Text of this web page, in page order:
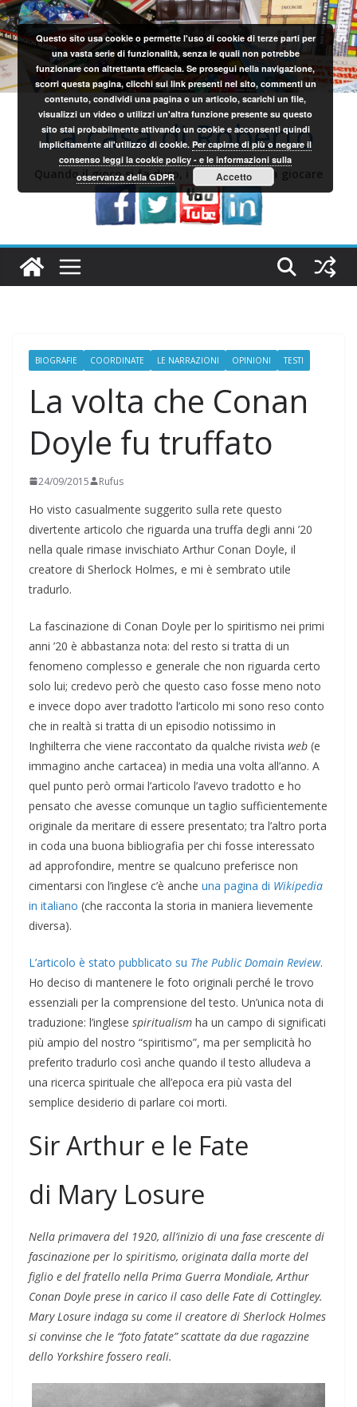
Salta
al
contenuto
La casa di Roberto
Quando il gioco si fa duro, i sardi iniziano a giocare
BIOGRAFIE COORDINATE LE NARRAZIONI OPINIONI TESTI
La volta che Conan
Doyle fu truffato
24/09/2015 Rufus
Ho visto casualmente suggerito sulla rete questo
divertente articolo che riguarda una truffa degli anni ’20
nella quale rimase invischiato Arthur Conan Doyle, il
creatore di Sherlock Holmes, e mi è sembrato utile
tradurlo.
La fascinazione di Conan Doyle per lo spiritismo nei primi
anni ’20 è abbastanza nota: del resto si tratta di un
fenomeno complesso e generale che non riguarda certo
solo lui; credevo però che questo caso fosse meno noto
e invece dopo aver tradotto l’articolo mi sono reso conto
che in realtà si tratta di un episodio notissimo in
Inghilterra che viene raccontato da qualche rivista web (e
immagino anche cartacea) in media una volta all’anno. A
quel punto però ormai l’articolo l’avevo tradotto e ho
pensato che avesse comunque un taglio sufficientemente
originale da meritare di essere presentato; tra l’altro porta
in coda una buona bibliografia per chi fosse interessato
ad approfondire, mentre se qualcuno preferisce non
cimentarsi con l’inglese c’è anche una pagina di Wikipedia
in italiano (che racconta la storia in maniera lievemente
diversa).
L’articolo è stato pubblicato su The Public Domain Review.
Ho deciso di mantenere le foto originali perché le trovo
essenziali per la comprensione del testo. Un’unica nota di
traduzione: l’inglese spiritualism ha un campo di significati
più ampio del nostro “spiritismo”, ma per semplicità ho
preferito tradurlo così anche quando il testo alludeva a
una ricerca spirituale che all’epoca era più vasta del
semplice desiderio di parlare coi morti.
Sir Arthur e le Fate
di Mary Losure
Nella primavera del 1920, all’inizio di una fase crescente di
fascinazione per lo spiritismo, originata dalla morte del
figlio e del fratello nella Prima Guerra Mondiale, Arthur
Conan Doyle prese in carico il caso delle Fate di Cottingley.
Mary Losure indaga su come il creatore di Sherlock Holmes
si convinse che le “foto fatate” scattate da due ragazzine
dello Yorkshire fossero reali.
Questo sito usa cookie o permette l'uso di cookie di terze parti per
una vasta serie di funzionalità, senza le quali non potrebbe
funzionare con altrettanta efficacia. Se prosegui nella navigazione,
scorri questa pagina, clicchi sui link presenti nel sito, commenti un
contenuto, condividi una pagina o un articolo, scarichi un file,
visualizzi un video o utilizzi un'altra funzione presente su questo
sito stai probabilmente attivando un cookie e acconsenti quindi
implicitamente all'utilizzo di cookie.Per capirne di più o negare il
consenso leggi la cookie policy - e le informazioni sulla
osservanza della GDPR
Accetto